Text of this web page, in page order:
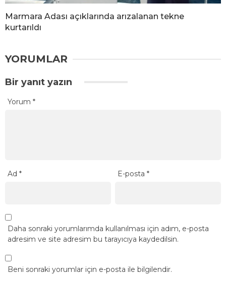
Marmara Adası açıklarında arızalanan tekne
kurtarıldı
YORUMLAR
Bir yanıt yazın
Yorum *
Ad * E-posta*
Daha sonraki yorumlarımda kullanılması için adım, e-posta
adresim ve site adresim bu tarayıcıya kaydedilsin.
Beni sonraki yorumlar için e-posta ile bilgilendir.